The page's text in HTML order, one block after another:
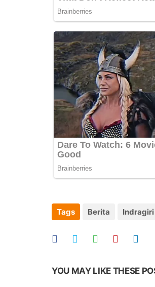
Tags Berita
YOU MAY LIKE THESE